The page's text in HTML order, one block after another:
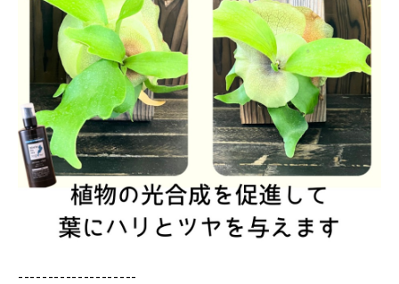
--------------------